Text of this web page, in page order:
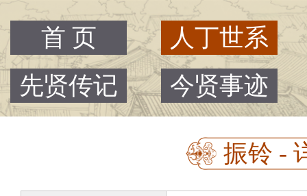
首 页
人丁世系
先贤传记
今贤事迹
振铃 -